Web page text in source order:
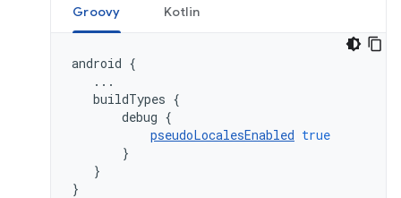
Groovy Kotlin
android {
...
buildTypes {
debug {
pseudoLocalesEnabled true
}
}
}